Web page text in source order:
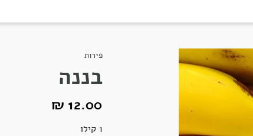
פירות
בננה
1 קילו
12.00 ₪